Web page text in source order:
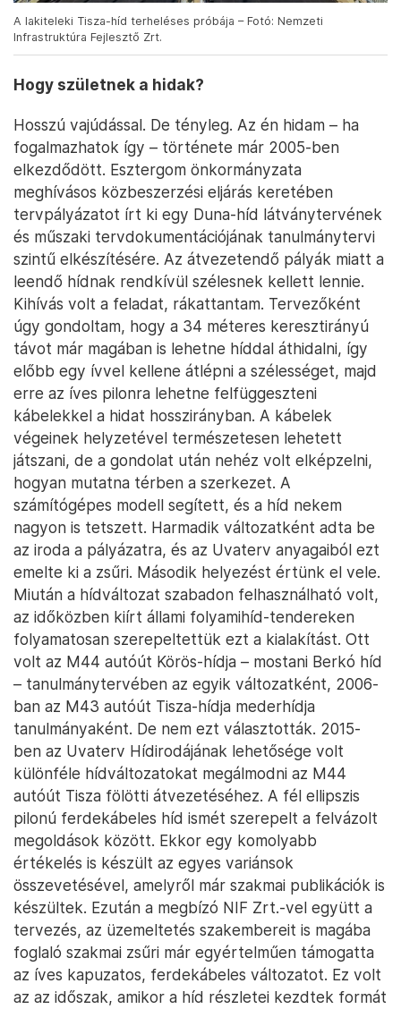
A lakiteleki Tisza-híd terheléses próbája – Fotó: Nemzeti
Infrastruktúra Fejlesztő Zrt.
Hogy születnek a hidak?
Hosszú vajúdással. De tényleg. Az én hidam – ha
fogalmazhatok így – története már 2005-ben
elkezdődött. Esztergom önkormányzata
meghívásos közbeszerzési eljárás keretében
tervpályázatot írt ki egy Duna-híd látványtervének
és műszaki tervdokumentációjának tanulmánytervi
szintű elkészítésére. Az átvezetendő pályák miatt a
leendő hídnak rendkívül szélesnek kellett lennie.
Kihívás volt a feladat, rákattantam. Tervezőként
úgy gondoltam, hogy a 34 méteres keresztirányú
távot már magában is lehetne híddal áthidalni, így
előbb egy ívvel kellene átlépni a szélességet, majd
erre az íves pilonra lehetne felfüggeszteni
kábelekkel a hidat hosszirányban. A kábelek
végeinek helyzetével természetesen lehetett
játszani, de a gondolat után nehéz volt elképzelni,
hogyan mutatna térben a szerkezet. A
számítógépes modell segített, és a híd nekem
nagyon is tetszett. Harmadik változatként adta be
az iroda a pályázatra, és az Uvaterv anyagaiból ezt
emelte ki a zsűri. Második helyezést értünk el vele.
Miután a hídváltozat szabadon felhasználható volt,
az időközben kiírt állami folyamihíd-tendereken
folyamatosan szerepeltettük ezt a kialakítást. Ott
volt az M44 autóút Körös-hídja – mostani Berkó híd
– tanulmánytervében az egyik változatként, 2006-
ban az M43 autóút Tisza-hídja mederhídja
tanulmányaként. De nem ezt választották. 2015-
ben az Uvaterv Hídirodájának lehetősége volt
különféle hídváltozatokat megálmodni az M44
autóút Tisza fölötti átvezetéséhez. A fél ellipszis
pilonú ferdekábeles híd ismét szerepelt a felvázolt
megoldások között. Ekkor egy komolyabb
értékelés is készült az egyes variánsok
összevetésével, amelyről már szakmai publikációk is
készültek. Ezután a megbízó NIF Zrt.-vel együtt a
tervezés, az üzemeltetés szakembereit is magába
foglaló szakmai zsűri már egyértelműen támogatta
az íves kapuzatos, ferdekábeles változatot. Ez volt
az az időszak, amikor a híd részletei kezdtek formát